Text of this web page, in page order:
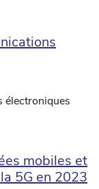
électroniques
mobiles et
5G en 2023